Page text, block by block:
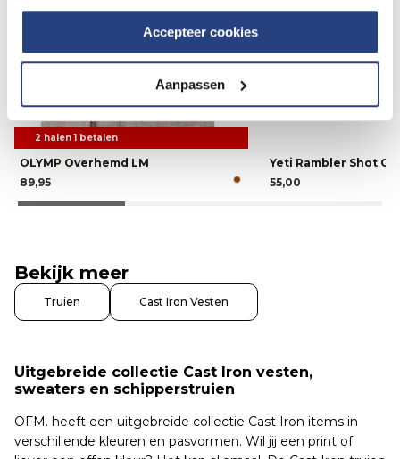
Accepteer cookies
Aanpassen
2 halen 1 betalen
OLYMP Overhemd LM
89,95
Yeti Rambler Shot
55,00
Bekijk meer
Truien Cast Iron Vesten
Uitgebreide collectie Cast Iron vesten,
sweaters en schipperstruien
OFM. heeft een uitgebreide collectie Cast Iron items in
verschillende kleuren en pasvormen. Wil jij een print of